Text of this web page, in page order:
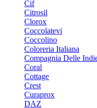
Cif
Citrosil
Clorox
Coccolatevi
Coccolino
Coloreria Italiana
Compagnia Delle
Coral
Cottage
Crest
Curaprox
DAZ